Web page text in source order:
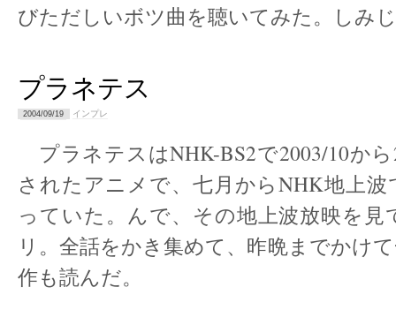
びただしいボツ曲を聴いてみた。し
プラネテス
2004/09/19 インプレ
プラネテスはNHK-BS2で2003/10か
されたアニメで、七月からNHK地上
っていた。んで、その地上波放映を見
リ。全話をかき集めて、昨晩までかけ
作も読んだ。